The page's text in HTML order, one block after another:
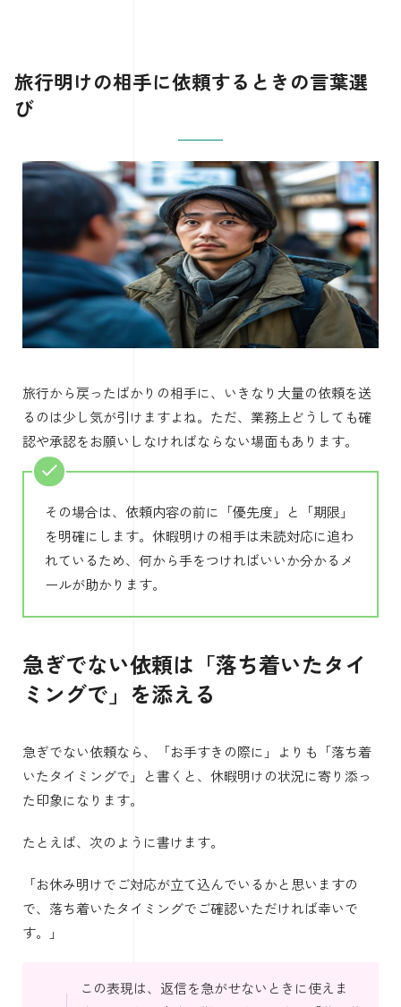
旅行明けの相手に依頼するときの言葉選
び
旅行から戻ったばかりの相手に、いきなり大量の依頼を送
るのは少し気が引けますよね。ただ、業務上どうしても確
認や承認をお願いしなければならない場面もあります。
その場合は、依頼内容の前に「優先度」と「期限」
を明確にします。休暇明けの相手は未読対応に追わ
れているため、何から手をつければいいか分かるメ
ールが助かります。
急ぎでない依頼は「落ち着いたタイ
ミングで」を添える
急ぎでない依頼なら、「お手すきの際に」よりも「落ち着
いたタイミングで」と書くと、休暇明けの状況に寄り添っ
た印象になります。
たとえば、次のように書けます。
「お休み明けでご対応が立て込んでいるかと思いますの
で、落ち着いたタイミングでご確認いただければ幸いで
す。」
この表現は、返信を急がせないときに使えま